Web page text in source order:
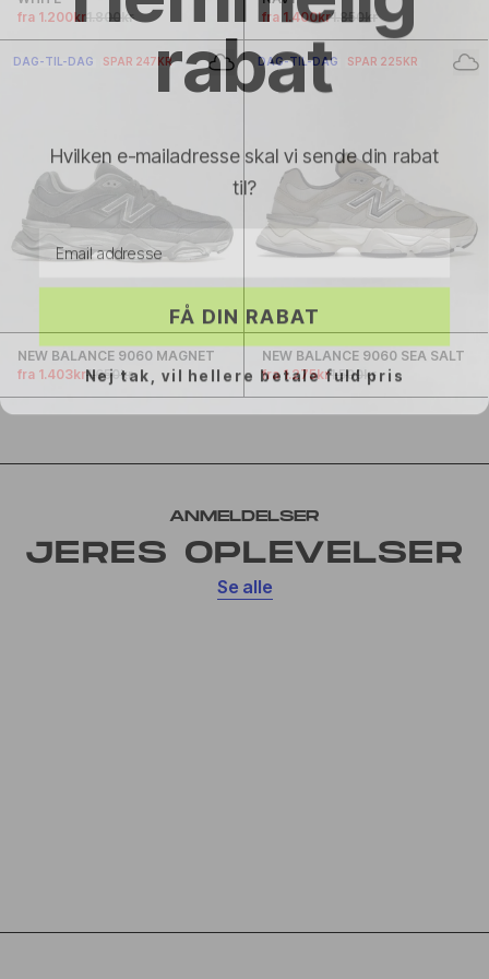
fra 1.200kr1.800kr
fra 1.400kr1.850kr
DAG-TIL-DAG SPAR 247KR
NEW BALANCE 9060 MAGNET
fra 1.403kr1.650kr
DAG-TIL-DAG SPAR 225KR
NEW BALANCE 9060 SEA SALT
fra 1.275kr1.500kr
ANMELDELSER
JERES OPLEVELSER
Se alle
rabat
til?
Email address
FÅ DIN RABAT
Nej tak, vil hellere betale fuld pris